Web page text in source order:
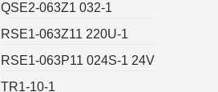
QSE2-063Z1 032-1
RSE1-063Z11 220U-1
RSE1-063P11 024S-1 24V
TR1-10-1